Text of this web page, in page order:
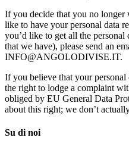
If you decide that you no longer
like to have your personal data
you’d like to get all the
that we have), please send an
INFO@ANGOLODIVISE.IT.
If you believe that your personal
the right to lodge a complaint
obliged by EU General Data
about this right; we don’t
Su di noi